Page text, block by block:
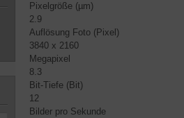
Pixelgröße (µm)
2.9
Auflösung Foto (Pixel)
3840 x 2160
Megapixel
8.3
Bit-Tiefe (Bit)
12
Bilder pro Sekunde